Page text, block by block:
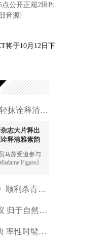
NCT 127日本迷你专辑《LOVEHOLIC》荣登Oricon专
马苏最新杂志大片释出 红妆轻抹诠释清雅素韵之
志大片释出
释清雅素韵
马苏受邀参与
Figaro》
韵之风。极简
、黑皮衣，配
中展露内心的
伊丽媛领衔主演《冰雪之名》顺利杀青：我和叶小小
米茜尔2021秋冬“新塑”引热议 归于自然“暖”
Linda李静出席ELLE风尚大典 率性时髦玩转高阶时